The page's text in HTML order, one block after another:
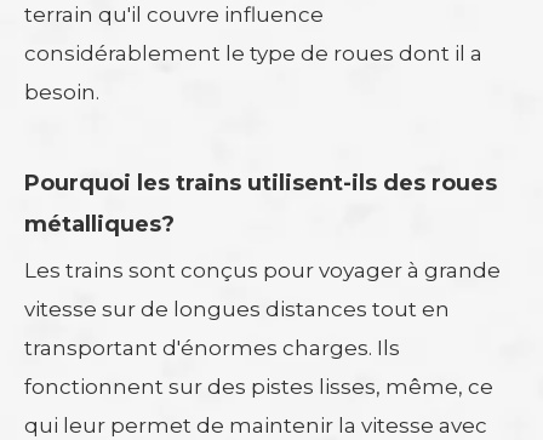
terrain qu'il couvre influence
considérablement le type de roues dont il a
besoin.
Pourquoi les trains utilisent-ils des roues
métalliques?
Les trains sont conçus pour voyager à grande
vitesse sur de longues distances tout en
transportant d'énormes charges. Ils
fonctionnent sur des pistes lisses, même, ce
qui leur permet de maintenir la vitesse avec